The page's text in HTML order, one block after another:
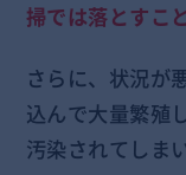
掃では落とすこ
さらに、状況が
込んで大量繁殖
汚染されてしま